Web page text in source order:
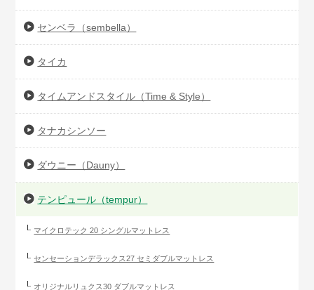
センベラ（sembella）
タイカ
タイムアンドスタイル（Time & Style）
タナカシンソー
ダウニー（Dauny）
テンピュール（tempur）
マイクロテック 20 シングルマットレス
センセーションデラックス27 セミダブルマットレス
オリジナルリュクス30 ダブルマットレス